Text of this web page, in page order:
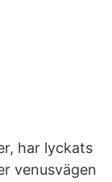
har lyckats
venusvägen